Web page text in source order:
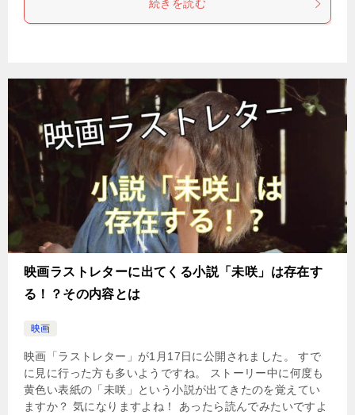
続きを読む
映画ラストレターに出てくる小説「未咲」は存在す
る！？その内容とは
映画
映画「ラストレター」が1月17日に公開されました。 すで
に見に行った方も多いようですね。 ストーリー中に何度も
黄色い表紙の「未咲」という小説が出てきたのを覚えてい
ますか？ 気になりますよね！ あったら読んでみたいですよ